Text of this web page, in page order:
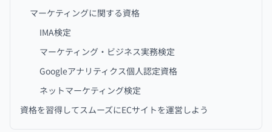
マーケティングに関する資格
IMA検定
マーケティング・ビジネス実務検定
Googleアナリティクス個人認定資格
ネットマーケティング検定
資格を習得してスムーズにECサイトを運営しよう